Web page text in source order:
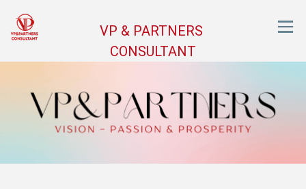
VP & PARTNERS
CONSULTANT